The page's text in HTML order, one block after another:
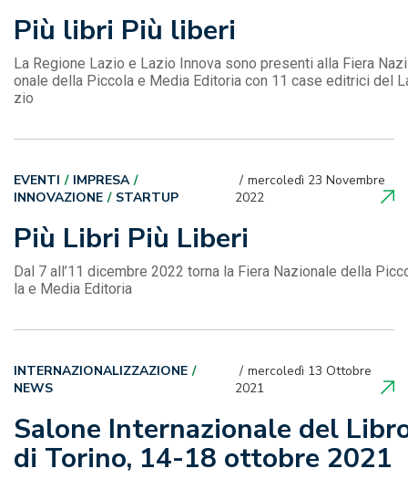
Più libri Più liberi
La Regione Lazio e Lazio Innova sono presenti alla Fiera Nazi
onale della Piccola e Media Editoria con 11 case editrici del
zio
Più Libri Più Liberi
mercoledì 23 Novembre
2022
EVENTI
IMPRESA
INNOVAZIONE
STARTUP
Dal 7 all’11 dicembre 2022 torna la Fiera Nazionale della
la e Media Editoria
Salone Internazionale del
di Torino, 14-18 ottobre 2021
mercoledì 13 Ottobre
2021
INTERNAZIONALIZZAZIONE
NEWS